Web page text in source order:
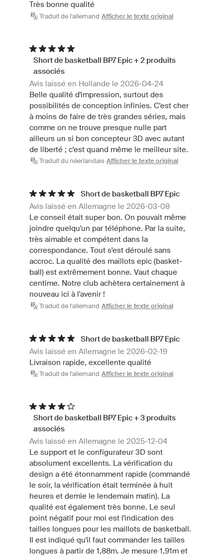
Très bonne qualité
Traduit de l'allemand Afficher le texte original
Short de basketball BP7 Epic + 2 produits
associés
Avis laissé en Hollande le 2026-04-24
Belle qualité d'impression, surtout des
possibilités de conception infinies. C'est cher
à moins de faire de très grandes séries, mais
comme on ne trouve presque nulle part
ailleurs un si bon concepteur 3D avec autant
de liberté ; c'est quand même le meilleur site.
Traduit du néerlandais Afficher le texte original
Short de basketball BP7 Epic
Avis laissé en Allemagne le 2026-03-08
Le conseil était super bon. On pouvait même
joindre quelqu'un par téléphone. Par la suite,
très aimable et compétent dans la
correspondance. Tout s'est déroulé sans
accroc. La qualité des maillots epic (basket-
ball) est extrêmement bonne. Vaut chaque
centime. Notre club achètera certainement à
nouveau ici à l'avenir !
Traduit de l'allemand Afficher le texte original
Short de basketball BP7 Epic
Avis laissé en Allemagne le 2026-02-19
Livraison rapide, excellente qualité
Traduit de l'allemand Afficher le texte original
Short de basketball BP7 Epic + 3 produits
associés
Avis laissé en Allemagne le 2025-12-04
Le support et le configurateur 3D sont
absolument excellents. La vérification du
design a été étonnamment rapide (commandé
le soir, la vérification était terminée à huit
heures et demie le lendemain matin). La
qualité est également très bonne. Le seul
point négatif pour moi est l'indication des
tailles longues pour les maillots de basketball.
Il est indiqué qu'il faut commander les tailles
longues à partir de 1,88m. Je mesure 1,91m et